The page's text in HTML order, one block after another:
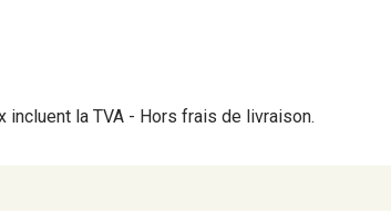
la TVA - Hors frais de livraison.